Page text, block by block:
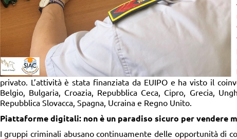
privato. L’attività è stata finanziata da EUIPO e ha visto il
Belgio, Bulgaria, Croazia, Repubblica Ceca, Cipro, Grecia,
Repubblica Slovacca, Spagna, Ucraina e Regno Unito.
Piattaforme digitali: non è un paradiso sicuro per vendere
I gruppi criminali abusano continuamente delle opportunità di